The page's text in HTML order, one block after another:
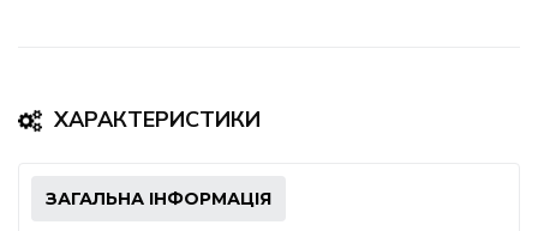
ХАРАКТЕРИСТИКИ
ЗАГАЛЬНА ІНФОРМАЦІЯ